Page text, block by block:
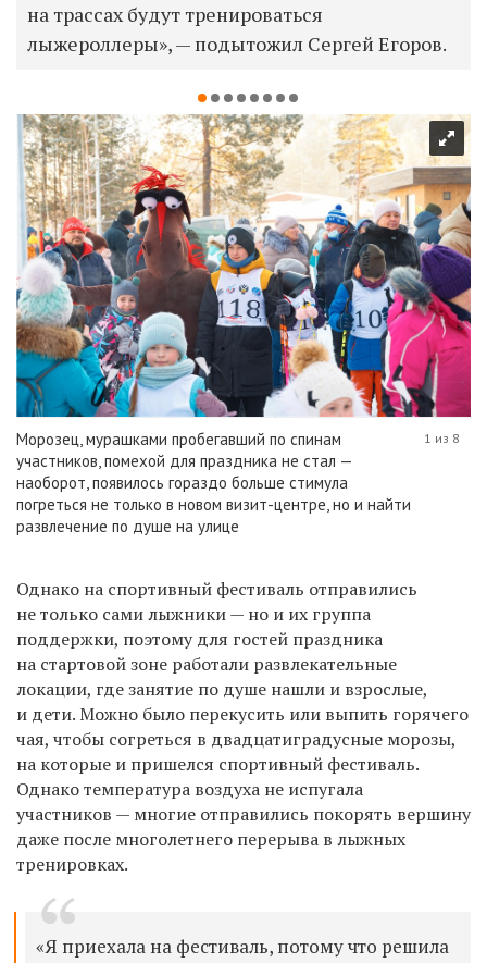
на трассах будут тренироваться
лыжероллеры», — подытожил Сергей Егоров.
Морозец, мурашками пробегавший по спинам
участников, помехой для праздника не стал —
наоборот, появилось гораздо больше стимула
погреться не только в новом визит-центре, но и найти
развлечение по душе на улице
1 из 8
Однако на спортивный фестиваль отправились
не только сами лыжники — но и их группа
поддержки, поэтому для гостей праздника
на стартовой зоне работали развлекательные
локации, где занятие по душе нашли и взрослые,
и дети. Можно было перекусить или выпить горячего
чая, чтобы согреться в двадцатиградусные морозы,
на которые и пришелся спортивный фестиваль.
Однако температура воздуха не испугала
участников — многие отправились покорять вершину
даже после многолетнего перерыва в лыжных
тренировках.
«Я приехала на фестиваль, потому что решила